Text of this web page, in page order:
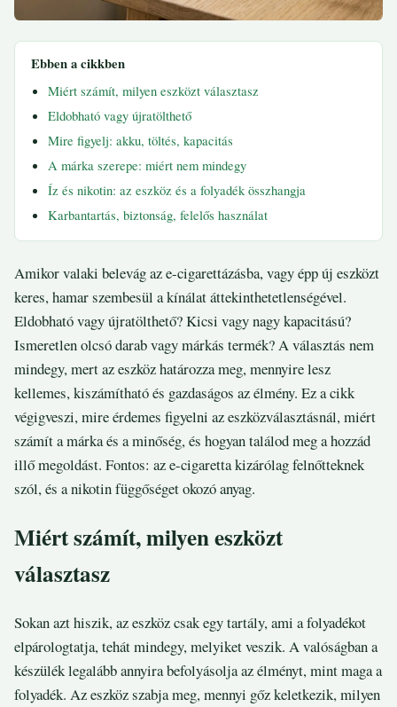
Ebben a cikkben
Miért számít, milyen eszközt választasz
Eldobható vagy újratölthető
Mire figyelj: akku, töltés, kapacitás
A márka szerepe: miért nem mindegy
Íz és nikotin: az eszköz és a folyadék összhangja
Karbantartás, biztonság, felelős használat
Amikor valaki belevág az e-cigarettázásba, vagy épp új eszközt
keres, hamar szembesül a kínálat áttekinthetetlenségével.
Eldobható vagy újratölthető? Kicsi vagy nagy kapacitású?
Ismeretlen olcsó darab vagy márkás termék? A választás nem
mindegy, mert az eszköz határozza meg, mennyire lesz
kellemes, kiszámítható és gazdaságos az élmény. Ez a cikk
végigveszi, mire érdemes figyelni az eszközválasztásnál, miért
számít a márka és a minőség, és hogyan találod meg a hozzád
illő megoldást. Fontos: az e-cigaretta kizárólag felnőtteknek
szól, és a nikotin függőséget okozó anyag.
Miért számít, milyen eszközt
választasz
Sokan azt hiszik, az eszköz csak egy tartály, ami a folyadékot
elpárologtatja, tehát mindegy, melyiket veszik. A valóságban a
készülék legalább annyira befolyásolja az élményt, mint maga a
folyadék. Az eszköz szabja meg, mennyi gőz keletkezik, milyen